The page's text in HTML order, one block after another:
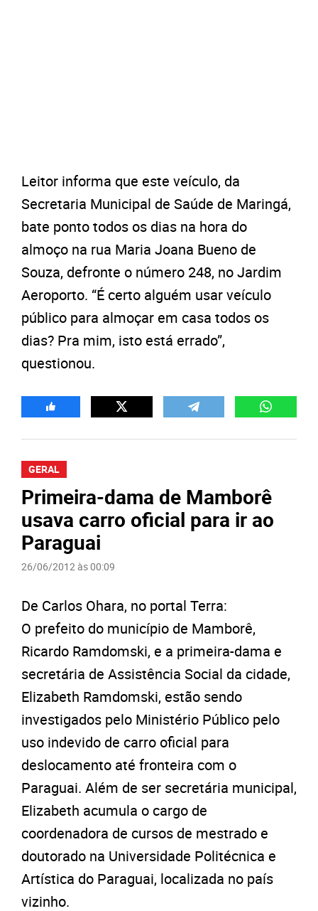
Leitor informa que este veículo, da
Secretaria Municipal de Saúde de Maringá,
bate ponto todos os dias na hora do
almoço na rua Maria Joana Bueno de
Souza, defronte o número 248, no Jardim
Aeroporto. “É certo alguém usar veículo
público para almoçar em casa todos os
dias? Pra mim, isto está errado”,
questionou.
GERAL
Primeira-dama de Mamborê
usava carro oficial para ir ao
Paraguai
26/06/2012 às 00:09
De Carlos Ohara, no portal Terra:
O prefeito do município de Mamborê,
Ricardo Ramdomski, e a primeira-dama e
secretária de Assistência Social da cidade,
Elizabeth Ramdomski, estão sendo
investigados pelo Ministério Público pelo
uso indevido de carro oficial para
deslocamento até fronteira com o
Paraguai. Além de ser secretária municipal,
Elizabeth acumula o cargo de
coordenadora de cursos de mestrado e
doutorado na Universidade Politécnica e
Artística do Paraguai, localizada no país
vizinho.